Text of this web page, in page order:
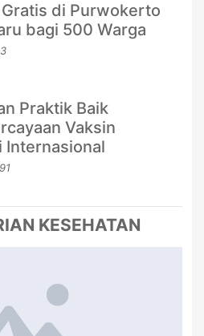
di Purwokerto
bagi 500 Warga
Praktik Baik
Vaksin
Internasional
KESEHATAN